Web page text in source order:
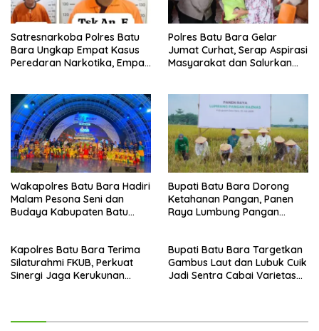
Satresnarkoba Polres Batu
Bara Ungkap Empat Kasus
Peredaran Narkotika, Empat
Polres Batu Bara Gelar
Jumat Curhat, Serap Aspirasi
Masyarakat dan Salurkan
Wakapolres Batu Bara Hadiri
Malam Pesona Seni dan
Budaya Kabupaten Batu
Bupati Batu Bara Dorong
Ketahanan Pangan, Panen
Raya Lumbung Pangan
Kapolres Batu Bara Terima
Silaturahmi FKUB, Perkuat
Sinergi Jaga Kerukunan
Bupati Batu Bara Targetkan
Gambus Laut dan Lubuk Cuik
Jadi Sentra Cabai Varietas